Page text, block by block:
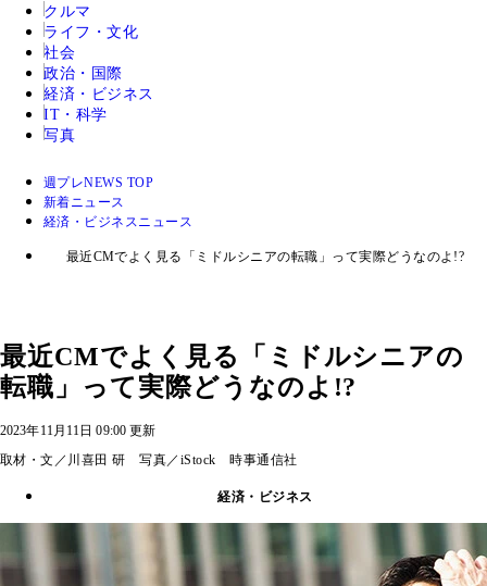
クルマ
ライフ・文化
社会
政治・国際
経済・ビジネス
IT・科学
写真
週プレNEWS TOP
新着ニュース
経済・ビジネスニュース
最近CMでよく見る「ミドルシニアの転職」って実際どうなのよ!?
最近CMでよく見る「ミドルシニアの
転職」って実際どうなのよ!?
2023年11月11日 09:00 更新
取材・文／川喜田 研 写真／iStock 時事通信社
経済・ビジネス